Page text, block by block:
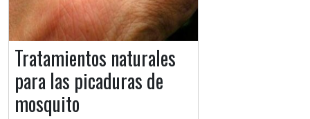
Tratamientos naturales
para las picaduras de
mosquito